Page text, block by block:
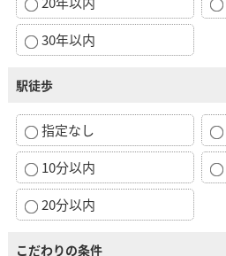
30年以内
駅徒歩
指定なし
10分以内
20分以内
こだわりの条件